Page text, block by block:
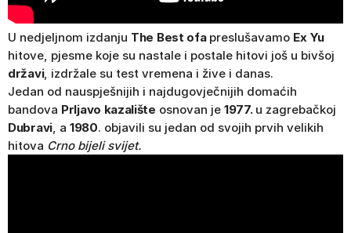
U nedjeljnom izdanju The Best ofapreslušavamo Ex Yu
hitove, pjesme koje su nastale i postale hitovi još u bivšoj
državi, izdržale su test vremena i žive i danas.
Jedan od nauspješnijih i najdugovječnijih domaćih
bandova Prljavo kazalište osnovan je 1977.u zagrebačkoj
Dubravi, a 1980. objavili su jedan od svojih prvih velikih
hitova Crno bijeli svijet.